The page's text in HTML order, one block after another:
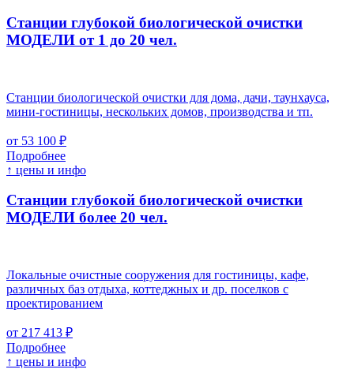
Станции глубокой биологической очистки
МОДЕЛИ от 1 до 20 чел.
Станции биологической очистки для дома, дачи, таунхауса,
мини-гостиницы, нескольких домов, производства и тп.
от 53 100 ₽
Подробнее
↑ цены и инфо
Станции глубокой биологической очистки
МОДЕЛИ более 20 чел.
Локальные очистные сооружения для гостиницы, кафе,
различных баз отдыха, коттеджных и др. поселков с
проектированием
от 217 413 ₽
Подробнее
↑ цены и инфо